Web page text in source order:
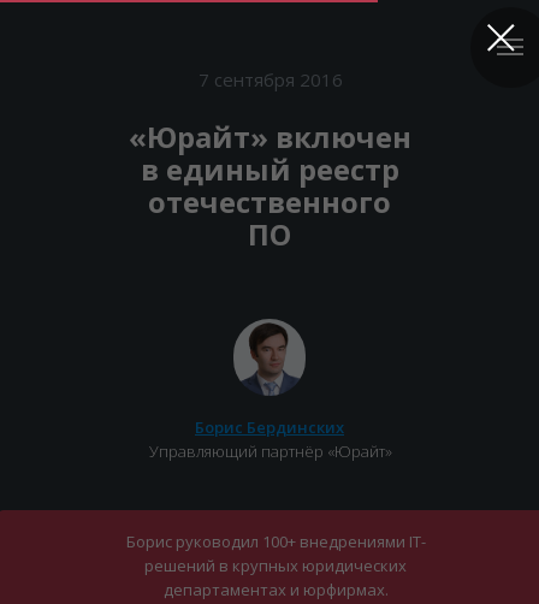
«Юрайт» включен
в единый реестр
отечественного
ПО
7 сентября 2016
Борис Бердинских
Управляющий партнёр «Юрайт»
Борис руководил 100+ внедрениями IT-
решений в крупных юридических
департаментах и юрфирмах.